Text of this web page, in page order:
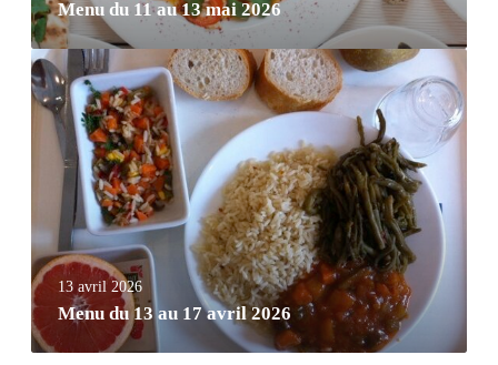
Menu du 11 au 13 mai 2026
13 avril 2026
Menu du 13 au 17 avril 2026